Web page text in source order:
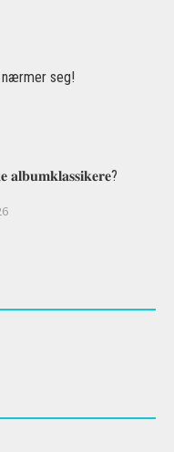
seg!
𝐚𝐥𝐛𝐮𝐦𝐤𝐥𝐚𝐬𝐬𝐢𝐤𝐞𝐫𝐞?